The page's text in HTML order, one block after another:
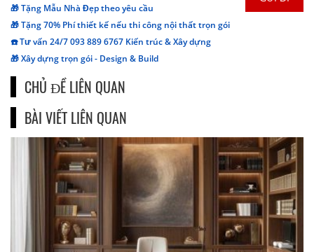
🎁 Tặng Mẫu Nhà Đẹp theo yêu cầu
🎁 Tặng 70% Phí thiết kế nếu thi công nội thất trọn gói
☎️ Tư vấn 24/7 093 889 6767 Kiến trúc & Xây dựng
🎁 Xây dựng trọn gói - Design & Build
CHỦ ĐỀ LIÊN QUAN
BÀI VIẾT LIÊN QUAN